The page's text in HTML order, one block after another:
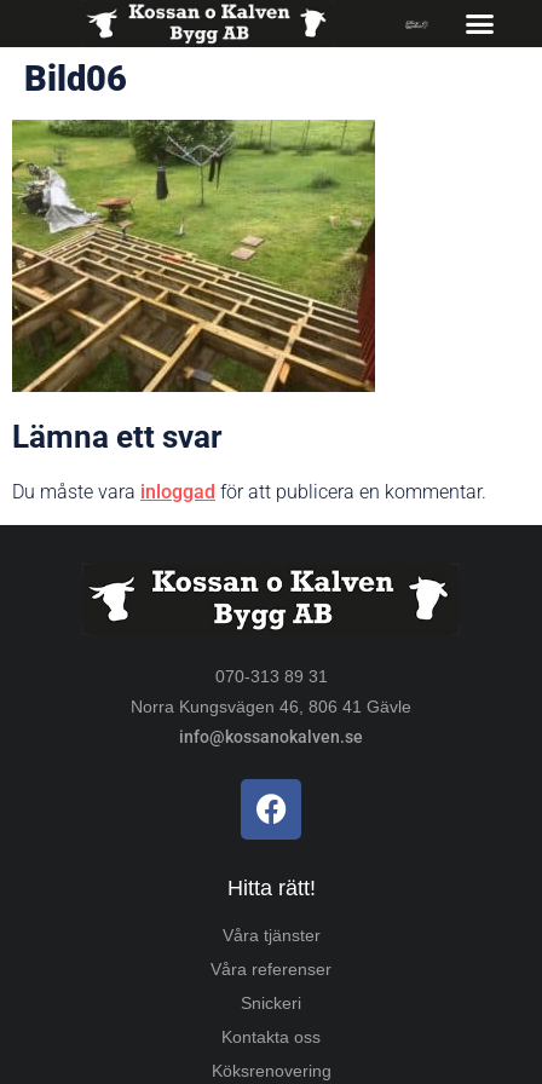
Bild06
Lämna ett svar
Du måste vara inloggad för att publicera en kommentar.
070-313 89 31
Norra Kungsvägen 46, 806 41 Gävle
info@kossanokalven.se
Hitta rätt!
Våra tjänster
Våra referenser
Snickeri
Kontakta oss
Köksrenovering